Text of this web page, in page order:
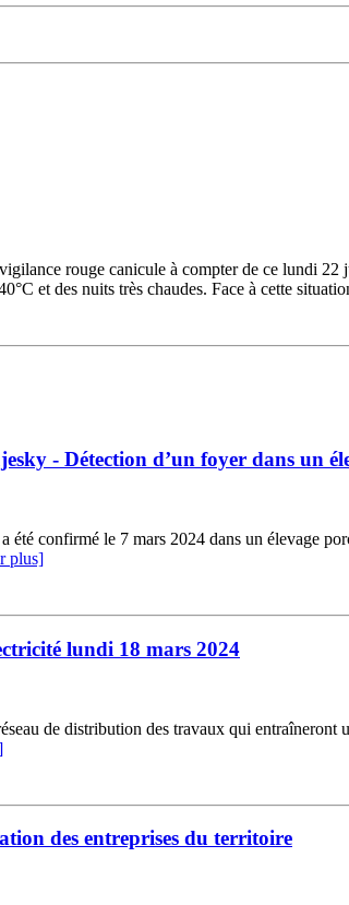
rouge canicule à compter de ce lundi
et des nuits très chaudes. Face à cette
- Détection d’un foyer dans un
été confirmé le 7 mars 2024 dans un élevage
plus]
lundi 18 mars 2024
de distribution des travaux qui
des entreprises du territoire